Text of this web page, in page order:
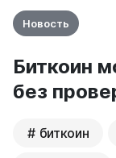
Новость
Биткоин
без
биткоин